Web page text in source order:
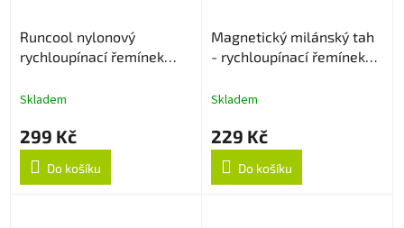
Runcool nylonový
rychloupínací řemínek
Skladem
299 Kč
Do košíku
Magnetický milánský tah
- rychloupínací řemínek
Skladem
229 Kč
Do košíku